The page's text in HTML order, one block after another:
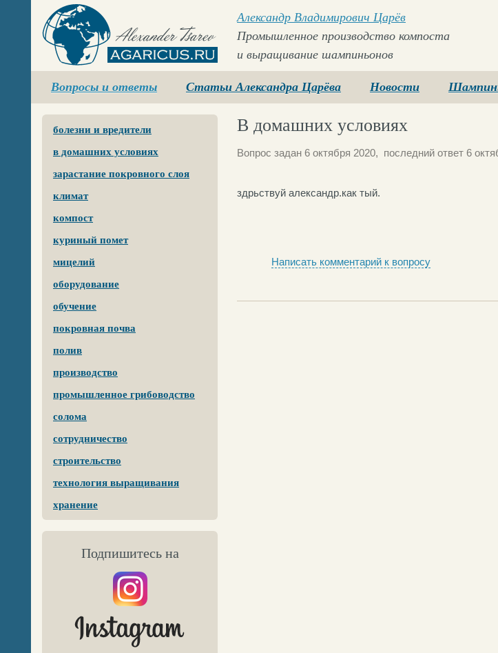
Agaricus.ru
Александр Владимирович Царёв
Промышленное производство компоста
и выращивание шампиньонов
Вопросы и ответы Статьи Александра Царёва Новости
болезни и вредители
в домашних условиях
зарастание покровного слоя
климат
компост
куриный помет
мицелий
оборудование
обучение
покровная почва
полив
производство
промышленное грибоводство
солома
сотрудничество
строительство
технология выращивания
хранение
Подпишитесь на
В домашних условиях
Вопрос задан 6 октября 2020, последний ответ 6
здрьствуй александр.как тый.
Написать комментарий к вопросу